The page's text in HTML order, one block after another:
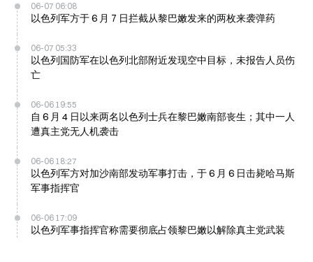
06-07 06:08
以色列军方于 6 月 7 日拦截从黎巴嫩发来的两枚来袭弹药
06-07 05:33
以色列国防军在以色列北部附近发现空中目标，未报告人员伤
亡
06-06 19:55
自 6 月 4 日以来两名以色列士兵在黎巴嫩南部丧生；其中一人
遭真主党无人机袭击
06-06 18:27
以色列军方对加沙南部发动军事打击，于 6 月 6 日击毙哈马斯
军事指挥官
06-06 17:09
以色列军事指挥官称需要彻底占领黎巴嫩以解除真主党武装